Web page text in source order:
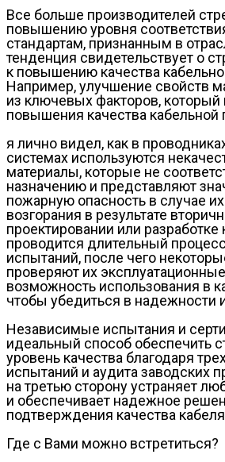
Все больше производителей
повышению уровня
стандартам, признанным в
тенденция свидетельствует о
к повышению качества
Например, улучшение свойств
из ключевых факторов, который
повышения качества кабельной
я лично видел, как в
системах используются
материалы, которые не
назначению и представляют
пожарную опасность в случае
возгорания в результате
проектировании или
проводится длительный
испытаний, после чего
проверяют их
возможность использования в
чтобы убедиться в надежности
Независимые испытания и
идеальный способ обеспечить
уровень качества благодаря
испытаний и аудита заводских
на третью сторону устраняет
и обеспечивает надежное
подтверждения качества
Где с Вами можно встретиться?